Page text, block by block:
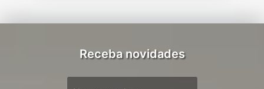
Receba novidades